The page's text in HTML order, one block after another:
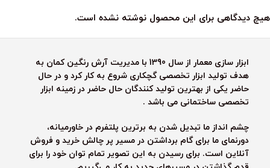
هیچ دیدگاهی برای این محصول نوشته نشده است.
ابزار سازی معمار از سال 1390 با مدیریت آرش رنگین کمان به
هدف تولید ابزار تخصصی گچکاری شروع به کار کرد و در حال
حاضر یکی از بهترین تولید کنندگان حال حاضر در زمینه ابزار
تخصصی ساختمانی می باشد .
چشم انداز ما تبدیل شدن به برترین پلتفرم در خاورمیانه،
دورنمای ما برای گام برداشتن در مسیر پر چالش خرید و فروش
آنلاین است. برای رسیدن به این تصویر تمام توان خود را برای